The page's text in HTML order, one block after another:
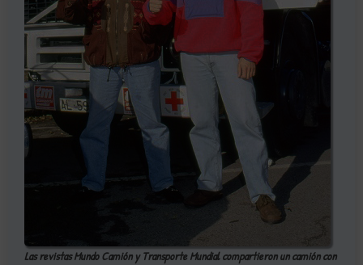
Las revistasMundo Camión y Transporte Mundial compartieron un camión con